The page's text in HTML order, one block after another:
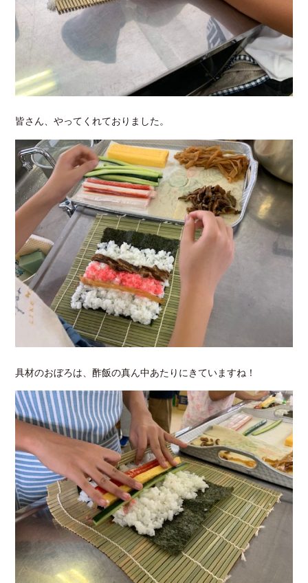
皆さん、やってくれておりました。
具材のおぼろは、酢飯の真ん中あたりにきていますね！